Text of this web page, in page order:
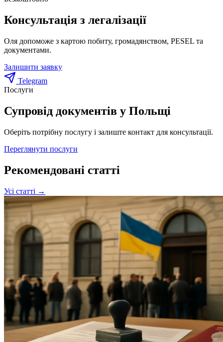
Консультація з легалізації
Оля допоможе з картою побиту, громадянством, PESEL та
документами.
Залишити заявку
Telegram
Послуги
Супровід документів у Польщі
Оберіть потрібну послугу і залиште контакт для консультації.
Переглянути послуги
Рекомендовані статті
Усі статті →